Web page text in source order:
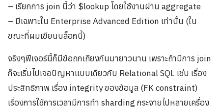
– เรียกการ join นี้ว่า $lookup โดยใช้งานผ่าน aggregate
– มีเฉพาะใน Enterprise Advanced Edition เท่านั้น (ใน
ขณะที่ผมเขียนบล็อกนี้)
จริงๆฟีเจอร์นี้ก็มีข้อถกเถียงกันมายาวนาน เพราะถ้ามีการ join
ก็จะเริ่มไปเจอปัญหาแบบเดียวกับ Relational SQL เช่น เรื่อง
ประสิทธิภาพ เรื่อง integrity ของข้อมูล (FK constraint)
เรื่องการใช้การเวลามีการทำ sharding กระจายไปหลายเครื่อง